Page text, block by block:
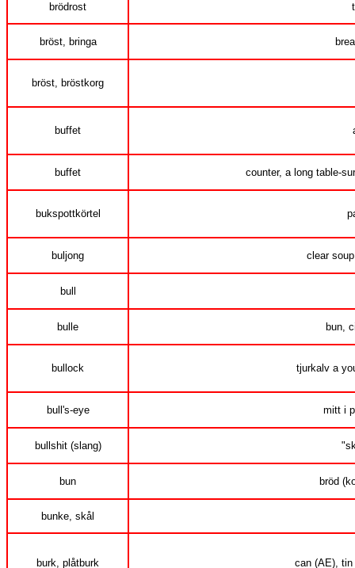
brödrost
bröst, bringa
bröst, bröstkorg
buffet
buffet counter, a long table-
bukspottkörtel
buljong clear
bull
bulle bun,
bullock tjurkalv a
bull's-eye mitt i
bullshit (slang)
bun bröd
bunke, skål
burk, plåtburk can (AE),